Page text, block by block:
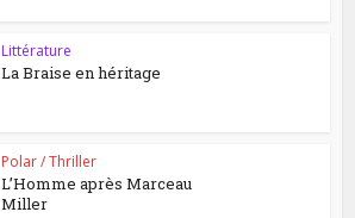
Littérature
La Braise en héritage
Polar / Thriller
L’Homme après Marceau
Miller